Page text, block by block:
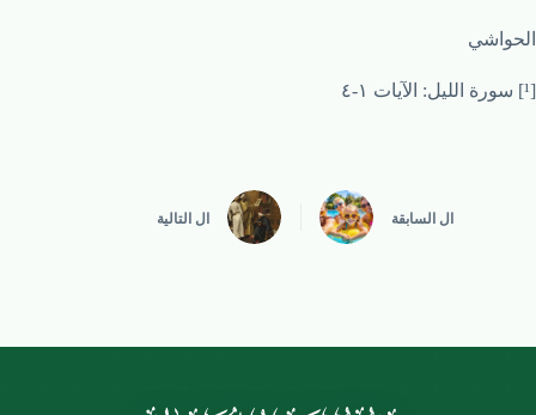
الحواشي
[¹] سورة الليل: الآيات ١-٤
ال السابقة ال التالية